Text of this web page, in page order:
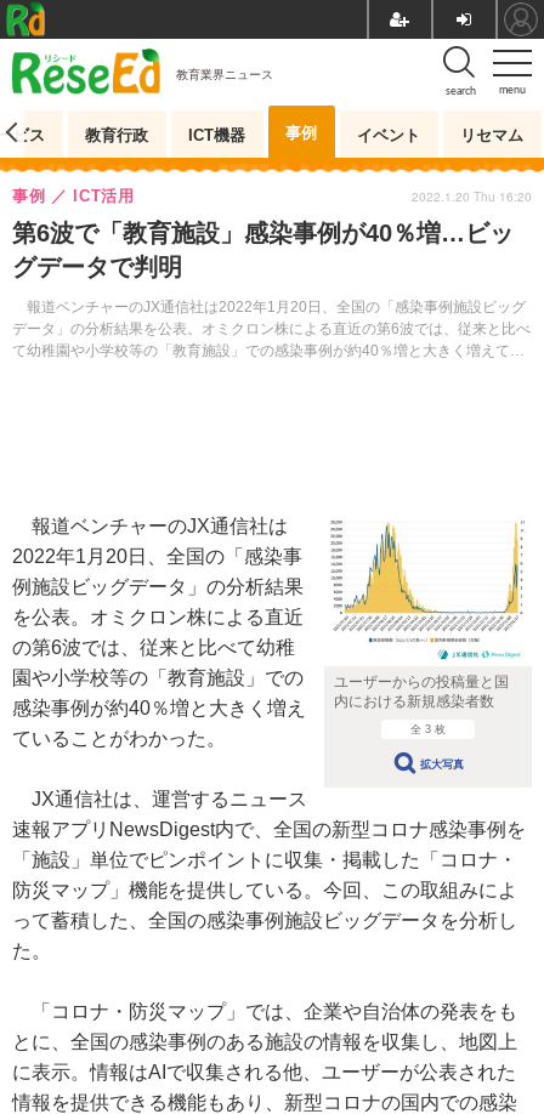
menu
search
教育業界ニュース
ビス 教育行政 ICT機器 事例 イベント リセマム
第6波で「教育施設」感染事例が40％増…ビッ
グデータで判明
報道ベンチャーのJX通信社は2022年1月20日、全国の「感染事例施設ビッグ
データ」の分析結果を公表。オミクロン株による直近の第6波では、従来と比べ
て幼稚園や小学校等の「教育施設」での感染事例が約40％増と大きく増えてい
事例 ICT活用 2022.1.20 Thu 16:20
ユーザーからの投稿量と国
内における新規感染者数
全 3 枚
拡大写真
報道ベンチャーのJX通信社は
2022年1月20日、全国の「感染事
例施設ビッグデータ」の分析結果
を公表。オミクロン株による直近
の第6波では、従来と比べて幼稚
園や小学校等の「教育施設」での
感染事例が約40％増と大きく増え
ていることがわかった。
JX通信社は、運営するニュース
速報アプリNewsDigest内で、全国の新型コロナ感染事例を
「施設」単位でピンポイントに収集・掲載した「コロナ・
防災マップ」機能を提供している。今回、この取組みによ
って蓄積した、全国の感染事例施設ビッグデータを分析し
た。
「コロナ・防災マップ」では、企業や自治体の発表をも
とに、全国の感染事例のある施設の情報を収集し、地図上
に表示。情報はAIで収集される他、ユーザーが公表された
情報を提供できる機能もあり、新型コロナの国内での感染